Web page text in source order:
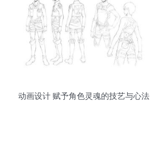
动画设计 赋予角色灵魂的技艺与心法